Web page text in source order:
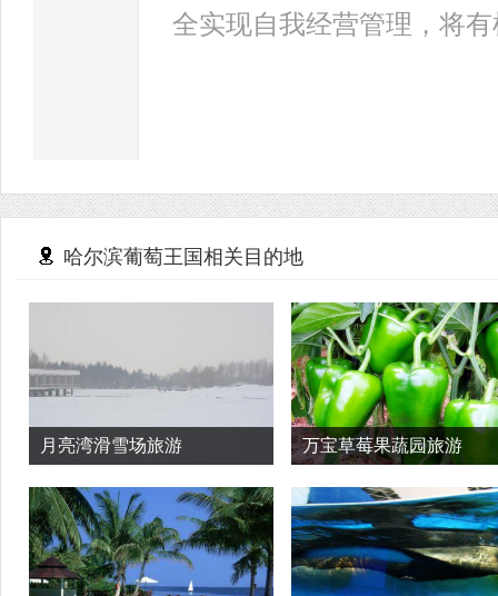
全实现自我经营管理，将
哈尔滨葡萄王国相关目的地
月亮湾滑雪场旅游 万宝草莓果蔬园旅游